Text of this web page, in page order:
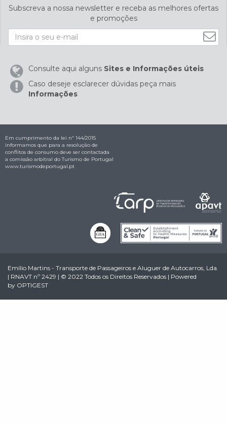
Subscreva a nossa newsletter e receba as melhores ofertas
e promoções
Consulte aqui alguns Sites e Informações úteis
Caso deseje esclarecer dúvidas peça mais
Informações
Em cumprimento da lei nº 144/2015
informamos que para a resolução de
conflitos de consumo deve ser contactada
a comissão arbitral do Turismo de Portugal
www.turismodeportugal.pt
Emílio Martins - Transporte de Passageiros e Aluguer de Autocarros, Lda.
| RNAVT nº 2429 | © 2022 Todos os Direitos Reservados | Powered
by OPTIGEST